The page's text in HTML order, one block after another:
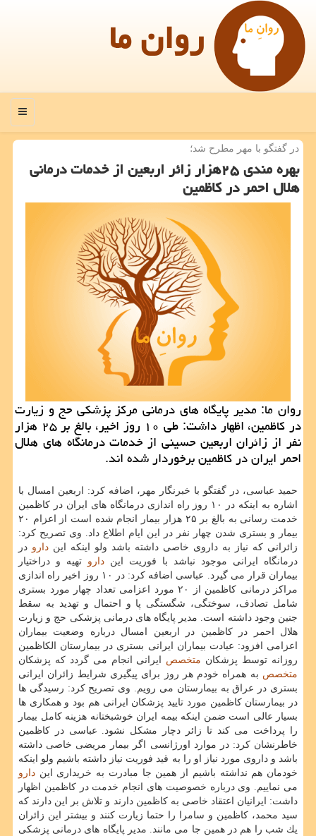
روان ما
منو
در گفتگو با مهر مطرح شد؛
بهره مندی ۲۵هزار زائر اربعین از خدمات درمانی
هلال احمر در كاظمین
روان ما: مدیر پایگاه های درمانی مركز پزشكی حج و زیارت
در كاظمین، اظهار داشت: طی ۱۰ روز اخیر، بالغ بر ۲۵ هزار
نفر از زائران اربعین حسینی از خدمات درمانگاه های هلال
احمر ایران در كاظمین برخوردار شده اند.
حمید عباسی، در گفتگو با خبرنگار مهر، اضافه كرد: اربعین امسال با
اشاره به اینكه در ۱۰ روز راه اندازی درمانگاه های ایران در كاظمین
خدمت رسانی به بالغ بر ۲۵ هزار بیمار انجام شده است از اعزام ۲۰
بیمار و بستری شدن چهار نفر در این ایام اطلاع داد. وی تصریح كرد:
زائرانی كه نیاز به داروی خاصی داشته باشد ولو اینكه این دارو در
درمانگاه ایرانی موجود نباشد با فوریت این دارو تهیه و دراختیار
بیماران قرار می گیرد. عباسی اضافه كرد: در ۱۰ روز اخیر راه اندازی
مراكز درمانی كاظمین از ۲۰ مورد اعزامی تعداد چهار مورد بستری
شامل تصادف، سوختگی، شگستگی پا و احتمال و تهدید به سقط
جنین وجود داشته است. مدیر پایگاه های درمانی پزشكی حج و زیارت
هلال احمر در كاظمین در اربعین امسال درباره وضعیت بیماران
اعزامی افزود: عیادت بیماران ایرانی بستری در بیمارستان الكاظمین
روزانه توسط پزشكان متخصص ایرانی انجام می گردد كه پزشكان
متخصص به همراه خودم هر روز برای پیگیری شرایط زائران ایرانی
بستری در عراق به بیمارستان می رویم. وی تصریح كرد: رسیدگی ها
در بیمارستان كاظمین مورد تایید پزشكان ایرانی هم بود و همكاری ها
بسیار عالی است ضمن اینكه بیمه ایران خوشبختانه هزینه كامل بیمار
را پرداخت می كند تا زائر دچار مشكل نشود. عباسی در كاظمین
خاطرنشان كرد: در موارد اورژانسی اگر بیمار مریضی خاصی داشته
باشد و داروی مورد نیاز او را به قید فوریت نیاز داشته باشیم ولو اینكه
خودمان هم نداشته باشیم از همین جا مبادرت به خریداری این دارو
می نماییم. وی درباره خصوصیت های انجام خدمت در كاظمین اظهار
داشت: ایرانیان اعتقاد خاصی به كاظمین دارند و تلاش بر این دارند كه
سید محمد، كاظمین و سامرا را حتما زیارت كنند و بیشتر این زائران
یك شب را هم در همین جا می مانند. مدیر پایگاه های درمانی پزشكی